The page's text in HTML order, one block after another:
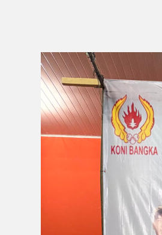
Membanggakan,
Mahasiswa
MNP
Keren
Caroline
Raih